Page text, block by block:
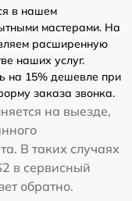
в нашем
мастерами. На
расширенную
наших услуг.
на 15% дешевле при
заказа звонка.
на выезде,
В таких случаях
в сервисный
обратно.